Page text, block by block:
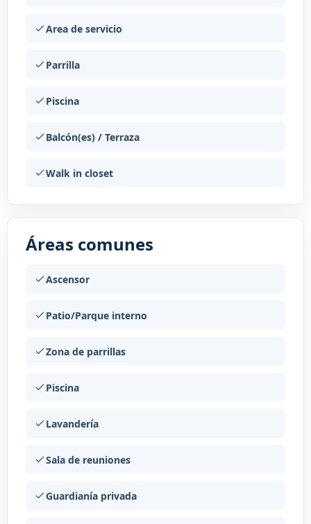
Area de servicio
Parrilla
Piscina
Balcón(es) / Terraza
Walk in closet
Áreas comunes
Ascensor
Patio/Parque interno
Zona de parrillas
Piscina
Lavandería
Sala de reuniones
Guardianía privada